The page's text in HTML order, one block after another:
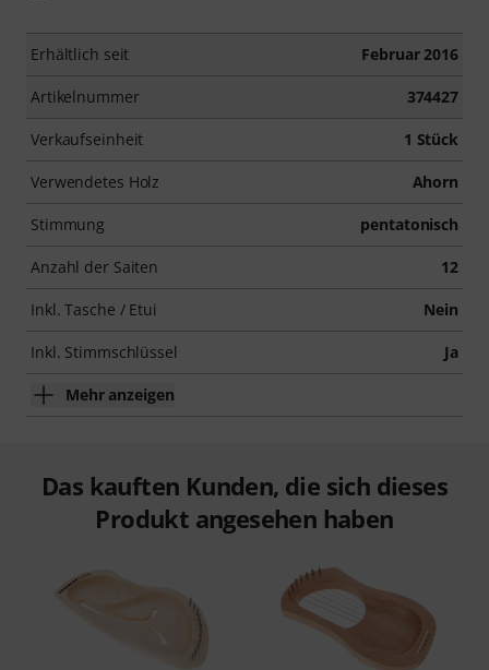
Erhältlich seit Februar 2016
Artikelnummer 374427
Verkaufseinheit 1 Stück
Verwendetes Holz Ahorn
Stimmung pentatonisch
Anzahl der Saiten 12
Inkl. Tasche / Etui Nein
Inkl. Stimmschlüssel Ja
Mehr anzeigen
Das kauften Kunden, die sich dieses
Produkt angesehen haben